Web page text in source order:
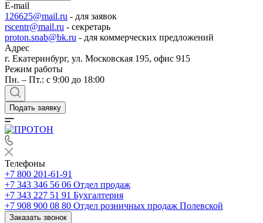
E-mail
126625@mail.ru - для заявок
rscentr@mail.ru - секретарь
proton.snab@bk.ru - для коммерческих предложений
Адрес
г. Екатеринбург, ул. Московская 195, офис 915
Режим работы
Пн. – Пт.: с 9:00 до 18:00
Подать заявку
Телефоны
+7 800 201-61-91
+7 343 346 56 06 Отдел продаж
+7 343 227 51 91 Бухгалтерия
+7 908 900 08 80 Отдел розничных продаж Полевской
Заказать звонок